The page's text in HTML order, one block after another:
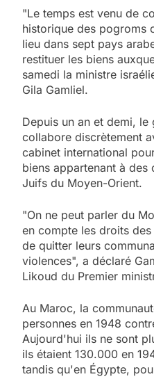
"Le temps est venu de
historique des pogroms
lieu dans sept pays
restituer les biens
samedi la ministre
Gila Gamliel.
Depuis un an et demi, le
collabore discrètement
cabinet international
biens appartenant à des
Juifs du Moyen-Orient.
"On ne peut parler du
en compte les droits
de quitter leurs
violences", a déclaré
Likoud du Premier
Au Maroc, la
personnes en 1948
Aujourd'hui ils ne sont
ils étaient 130.000 en
tandis qu'en Égypte,
5